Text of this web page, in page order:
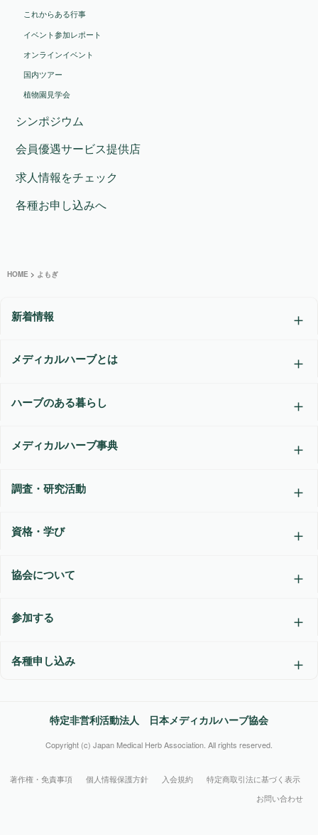
これからある行事
イベント参加レポート
オンラインイベント
国内ツアー
植物園見学会
シンポジウム
会員優遇サービス提供店
求人情報をチェック
各種お申し込みへ
HOME > よもぎ
新着情報
メディカルハーブとは
ハーブのある暮らし
メディカルハーブ事典
調査・研究活動
資格・学び
協会について
参加する
各種申し込み
特定非営利活動法人 日本メディカルハーブ協会
Copyright (c) Japan Medical Herb Association. All rights reserved.
著作権・免責事項 個人情報保護方針 入会規約
特定商取引法に基づく表示
お問い合わせ